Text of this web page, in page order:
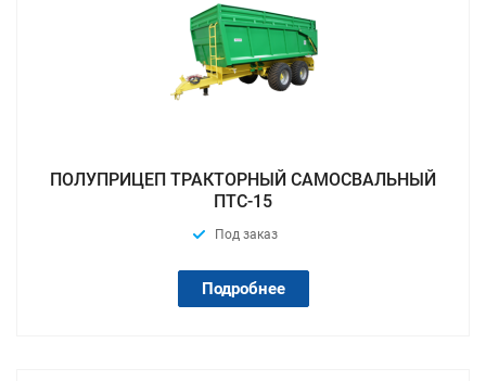
ПОЛУПРИЦЕП ТРАКТОРНЫЙ САМОСВАЛЬНЫЙ
ПТС-15
Под заказ
Подробнее